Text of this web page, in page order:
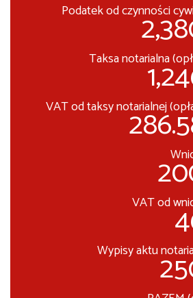
Podatek od czynności
Taksa notarialna
VAT od taksy notarialnej
VAT od
Wypisy aktu